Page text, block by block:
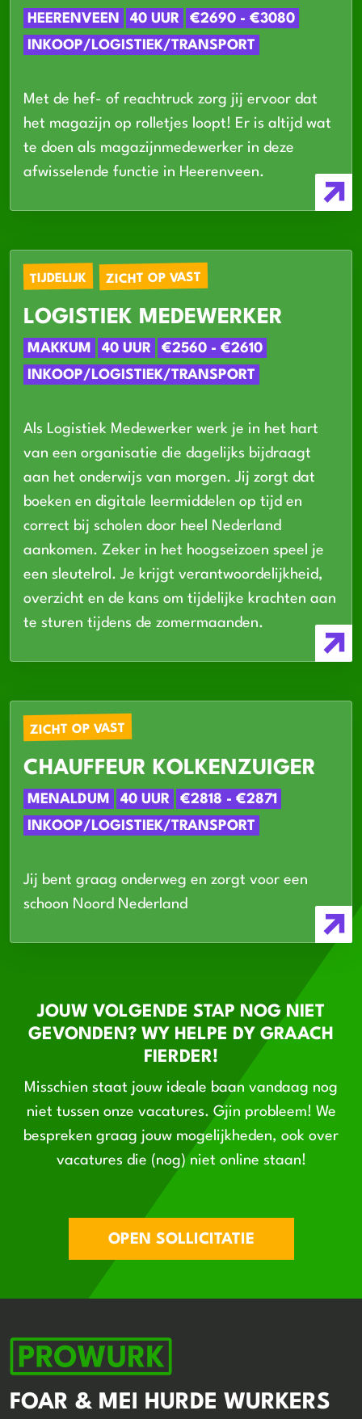
HEERENVEEN 40 UUR
€2690 - €3080
INKOOP/LOGISTIEK/TRANSPORT
Met de hef- of reachtruck zorg jij ervoor dat
het magazijn op rolletjes loopt! Er is altijd wat
te doen als magazijnmedewerker in deze
afwisselende functie in Heerenveen.
TIJDELIJK ZICHT OP VAST
LOGISTIEK MEDEWERKER
MAKKUM 40 UUR
€2560 - €2610
INKOOP/LOGISTIEK/TRANSPORT
Als Logistiek Medewerker werk je in het hart
van een organisatie die dagelijks bijdraagt
aan het onderwijs van morgen. Jij zorgt dat
boeken en digitale leermiddelen op tijd en
correct bij scholen door heel Nederland
aankomen. Zeker in het hoogseizoen speel je
een sleutelrol. Je krijgt verantwoordelijkheid,
overzicht en de kans om tijdelijke krachten aan
te sturen tijdens de zomermaanden.
ZICHT OP VAST
CHAUFFEUR KOLKENZUIGER
MENALDUM 40 UUR
€2818 - €2871
INKOOP/LOGISTIEK/TRANSPORT
Jij bent graag onderweg en zorgt voor een
schoon Noord Nederland
JOUW VOLGENDE STAP NOG NIET
GEVONDEN? WY HELPE DY GRAACH
FIERDER!
Misschien staat jouw ideale baan vandaag nog
niet tussen onze vacatures. Gjin probleem! We
bespreken graag jouw mogelijkheden, ook over
vacatures die (nog) niet online staan!
OPEN SOLLICITATIE
FOAR & MEI HURDE WURKERS